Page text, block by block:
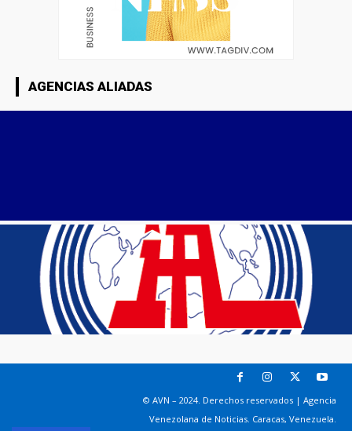
AGENCIAS ALIADAS
© AVN – 2024. Derechos reservados | Agencia
Venezolana de Noticias. Caracas, Venezuela.